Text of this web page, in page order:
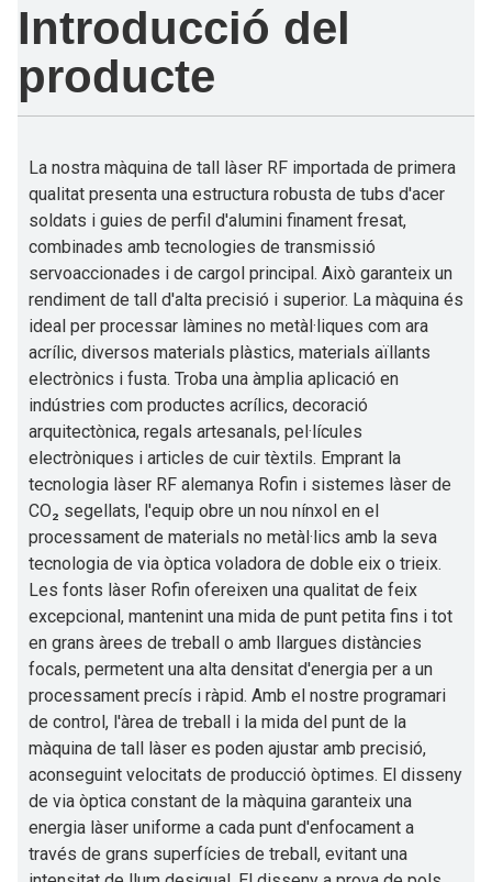
Introducció del
producte
La nostra màquina de tall làser RF importada de primera
qualitat presenta una estructura robusta de tubs d'acer
soldats i guies de perfil d'alumini finament fresat,
combinades amb tecnologies de transmissió
servoaccionades i de cargol principal. Això garanteix un
rendiment de tall d'alta precisió i superior. La màquina és
ideal per processar làmines no metàl·liques com ara
acrílic, diversos materials plàstics, materials aïllants
electrònics i fusta. Troba una àmplia aplicació en
indústries com productes acrílics, decoració
arquitectònica, regals artesanals, pel·lícules
electròniques i articles de cuir tèxtils. Emprant la
tecnologia làser RF alemanya Rofin i sistemes làser de
CO₂ segellats, l'equip obre un nou nínxol en el
processament de materials no metàl·lics amb la seva
tecnologia de via òptica voladora de doble eix o trieix.
Les fonts làser Rofin ofereixen una qualitat de feix
excepcional, mantenint una mida de punt petita fins i tot
en grans àrees de treball o amb llargues distàncies
focals, permetent una alta densitat d'energia per a un
processament precís i ràpid. Amb el nostre programari
de control, l'àrea de treball i la mida del punt de la
màquina de tall làser es poden ajustar amb precisió,
aconseguint velocitats de producció òptimes. El disseny
de via òptica constant de la màquina garanteix una
energia làser uniforme a cada punt d'enfocament a
través de grans superfícies de treball, evitant una